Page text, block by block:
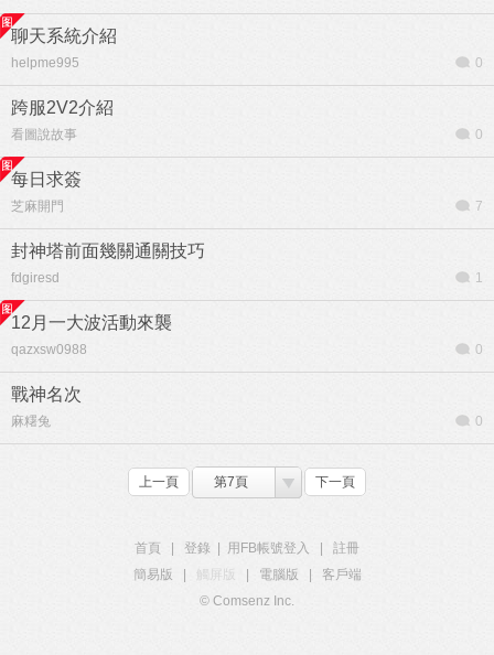
聊天系統介紹
helpme995 0
跨服2V2介紹
看圖說故事 0
每日求簽
芝麻開門 7
封神塔前面幾關通關技巧
fdgiresd 1
12月一大波活動來襲
qazxsw0988 0
戰神名次
麻糬兔 0
上一頁 第7頁 下一頁
首頁 登錄 用FB帳號登入
註冊
簡易版
觸屏版 電腦版
客戶端
© Comsenz Inc.